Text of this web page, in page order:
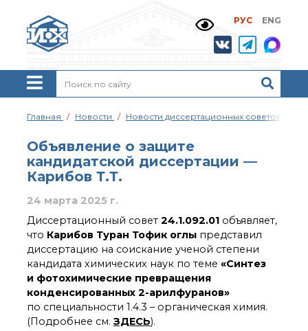
РУС ENG
Жизнь и выдающиеся
моменты научной
деятельности
Н. Д. Зелинского
История ИОХ РАН
Администрация
Научные школы
Подразделения
института
Ученый совет ИОХ
РАН
Диссертационные
советы
Совет молодых ученых
ИОХ РАН
Центр коллективного
пользования
Института
органической химии
РАН (ЦКП ИОХ РАН)
Главная Новости Новости диссертационных советов
Объявление о защите
кандидатской диссертации —
Карибов Т.Т.
24 марта 2025 г.
Диссертационный совет 24.1.092.01 объявляет,
что Карибов Туран Тофик оглы представил
диссертацию на соискание ученой степени
кандидата химических наук по теме «Синтез
и фотохимические превращения
конденсированных 2-арилфуранов»
по специальности 1.4.3 – органическая химия.
(Подробнее см. ЗДЕСЬ).